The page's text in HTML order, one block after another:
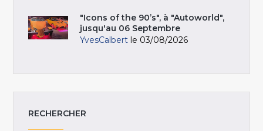
"Icons of the 90’s", à "Autoworld",
jusqu'au 06 Septembre
YvesCalbert le 03/08/2026
RECHERCHER